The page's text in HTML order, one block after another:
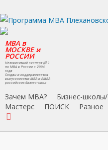
to
main
content
MBA в
МОСКВЕ и
РОССИИ
Независимый эксперт № 1
по MBA в России с 2004
года
Создан и поддерживается
выпускниками MBA и EMBA
российских бизнес-школ
Зачем MBA? Бизнес-
Мастерс
ПОИСК Разное